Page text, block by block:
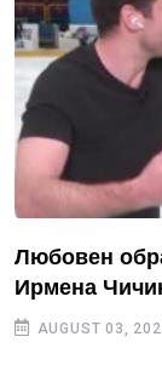
Любовен
Ирмена
AUGUST 03,